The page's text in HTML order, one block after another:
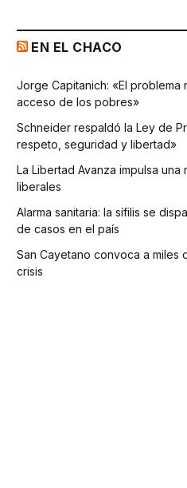
EN EL CHACO
Jorge Capitanich: «El
acceso de los pobres»
Schneider respaldó la Ley de
respeto, seguridad y libertad»
La Libertad Avanza impulsa
liberales
Alarma sanitaria: la sífilis se
de casos en el país
San Cayetano convoca a
crisis